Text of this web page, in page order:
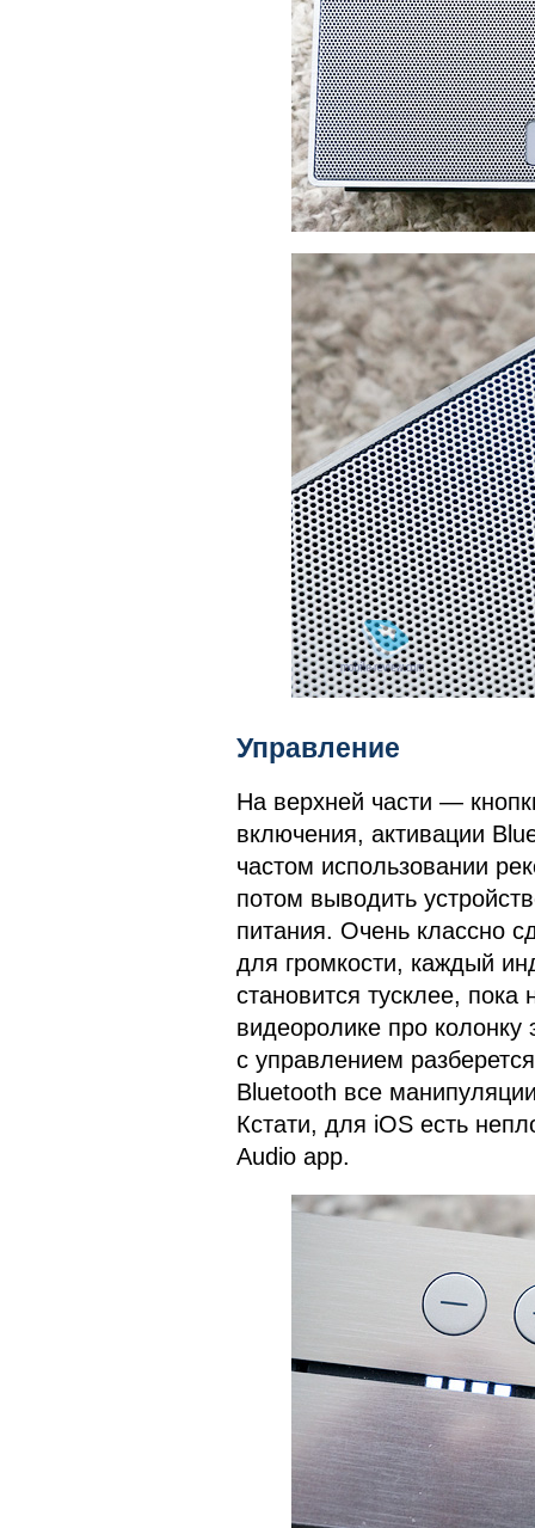
Управление
На верхней части —
включения, активации
частом использовании
потом выводить
питания. Очень классно
для громкости, каждый
становится тусклее,
видеоролике про
с управлением
Bluetooth все
Кстати, для iOS есть
Audio app.